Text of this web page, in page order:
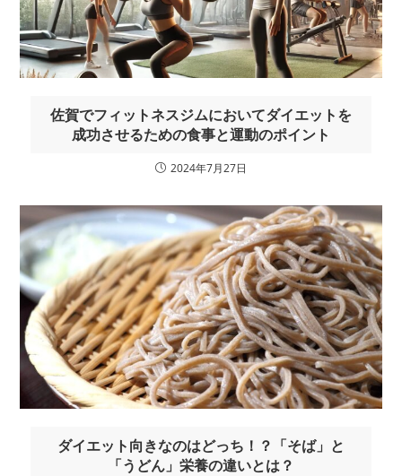
佐賀でフィットネスジムにおいてダイエットを
成功させるための食事と運動のポイント
2024年7月27日
ダイエット向きなのはどっち！？「そば」と
「うどん」栄養の違いとは？